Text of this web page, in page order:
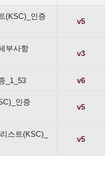
(KSC)_인증
v5
부사항
v3
_1_53 v6
인증
v5
스트(KSC)_
v5